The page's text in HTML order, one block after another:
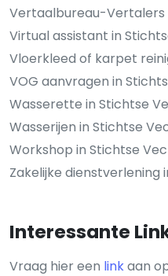
Vertaalbureau-Vertalers
Virtual assistant in
Vloerkleed of karpet
VOG aanvragen in
Wasserette in Stichtse
Wasserijen in Stichtse
Workshop in Stichtse
Zakelijke dienstverlening
Interessante
Vraag hier een linkaan